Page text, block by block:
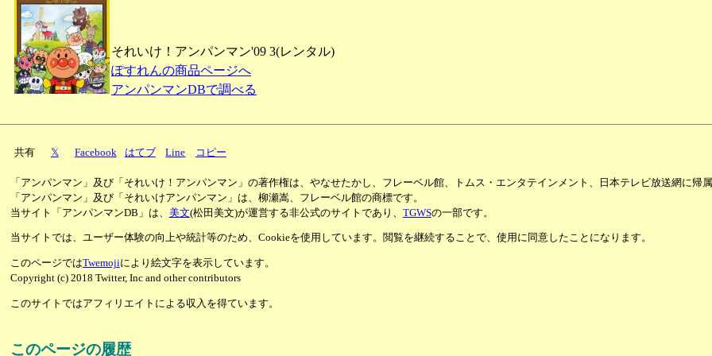
それいけ！アンパンマン'09 3(レンタル)
ぽすれんの商品ページへ
アンパンマンDBで調べる
共有 𝕏 Facebook はてブ Line コピー
「アンパンマン」及び「それいけ！アンパンマン」の著作権は、やなせたかし、フレーベル館、トムス・エンタテインメント、日本テレビ放送網に帰属
「アンパンマン」及び「それいけアンパンマン」は、柳瀬嵩、フレーベル館の商標です。
当サイト「アンパンマンDB」は、 美文(松田美文)が運営する非公式のサイトであり、 TGWSの一部です。
当サイトでは、ユーザー体験の向上や統計等のため、Cookieを使用しています。閲覧を継続することで、使用に同意したことになります。
このページではTwemojiにより絵文字を表示しています。
Copyright (c) 2018 Twitter, Inc and other contributors
このサイトではアフィリエイトによる収入を得ています。
このページの履歴